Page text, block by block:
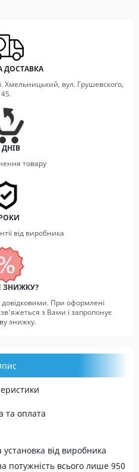
ДОСТАВКА
Хмельницький, вул. Грушевского,
45.
ДНІВ
товару
від виробника
ЗНИЖКУ?
довідковими. При оформлені
з Вами і запропонує
знижку.
та оплата
від виробника
потужність всього лише 950